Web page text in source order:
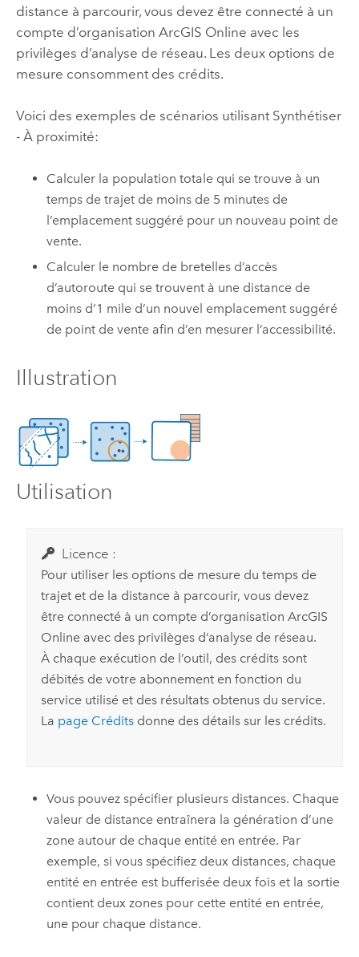
distance à parcourir, vous devez être connecté à un
compte d’organisation ArcGIS Online avec les
privilèges d’analyse de réseau. Les deux options de
mesure consomment des crédits.
Voici des exemples de scénarios utilisant Synthétiser
- À proximité:
Calculer la population totale qui se trouve à un
temps de trajet de moins de 5 minutes de
l’emplacement suggéré pour un nouveau point de
vente.
Calculer le nombre de bretelles d’accès
d’autoroute qui se trouvent à une distance de
moins d’1 mile d’un nouvel emplacement suggéré
de point de vente afin d’en mesurer l’accessibilité.
Illustration
Utilisation
Licence :
Pour utiliser les options de mesure du temps de
trajet et de la distance à parcourir, vous devez
être connecté à un compte d’organisationArcGIS
Online avec des privilèges d’analyse de réseau.
À chaque exécution de l’outil, des crédits sont
débités de votre abonnement en fonction du
service utilisé et des résultats obtenus du service.
La page Crédits donne des détails sur les crédits.
Vous pouvez spécifier plusieurs distances. Chaque
valeur de distance entraînera la génération d’une
zone autour de chaque entité en entrée. Par
exemple, si vous spécifiez deux distances, chaque
entité en entrée est bufferisée deux fois et la sortie
contient deux zones pour cette entité en entrée,
une pour chaque distance.